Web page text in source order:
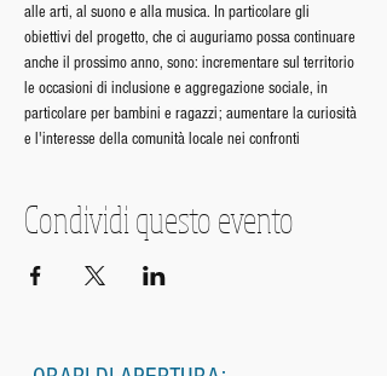
alle arti, al suono e alla musica. In particolare gli
obiettivi del progetto, che ci auguriamo possa continuare
anche il prossimo anno, sono: incrementare sul territorio
le occasioni di inclusione e aggregazione sociale, in
particolare per bambini e ragazzi; aumentare la curiosità
e l'interesse della comunità locale nei confronti
Condividi questo evento